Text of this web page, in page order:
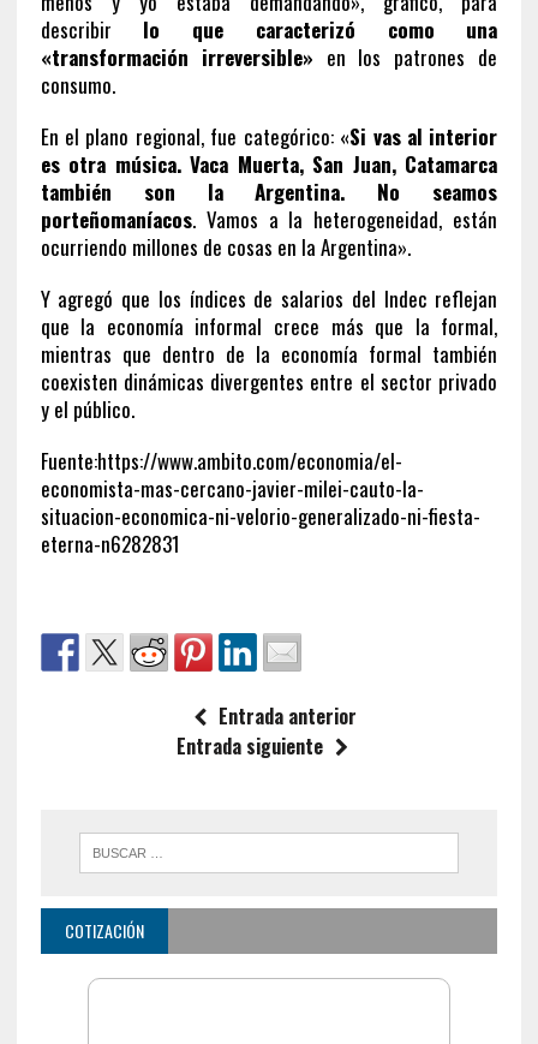
describir lo que caracterizó como una
«transformación irreversible» en los patrones de
consumo.
En el plano regional, fue categórico: «Si vas al interior
es otra música. Vaca Muerta, San Juan, Catamarca
también son la Argentina. No seamos
porteñomaníacos. Vamos a la heterogeneidad, están
ocurriendo millones de cosas en la Argentina».
Y agregó que los índices de salarios del Indec reflejan
que la economía informal crece más que la formal,
mientras que dentro de la economía formal también
coexisten dinámicas divergentes entre el sector privado
y el público.
Fuente:https://www.ambito.com/economia/el-
economista-mas-cercano-javier-milei-cauto-la-
situacion-economica-ni-velorio-generalizado-ni-fiesta-
eterna-n6282831
Entrada anterior
Entrada siguiente
COTIZACIÓN